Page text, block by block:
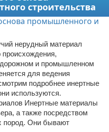
строительства
нерудный материал
происхождения,
и промышленном
для ведения
подробнее инертные
используются.
Инертные материалы
а также посредством
пород. Они бывают